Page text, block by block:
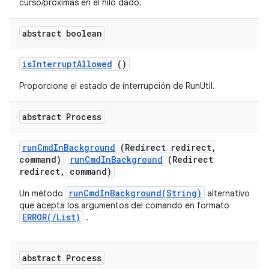
curso/próximas en el hilo dado.
abstract boolean
isInterruptAllowed ()
Proporcione el estado de interrupción de RunUtil.
abstract Process
runCmdInBackground (Redirect redirect,
command)
runCmdInBackground (Redirect
redirect, command)
Un método runCmdInBackground(String)
alternativo
que acepta los argumentos del comando en formato
ERROR(/List) .
abstract Process